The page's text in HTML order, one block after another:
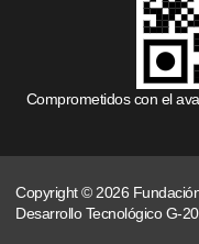
Comprometidos con el
Copyright © 2026
Desarrollo Tecnológico G-